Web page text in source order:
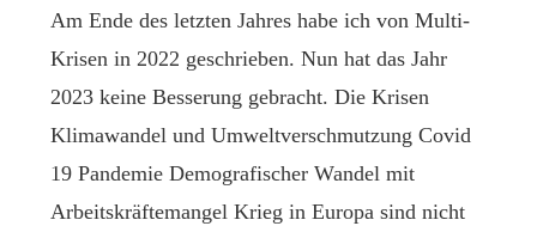
Am Ende des letzten Jahres habe ich von Multi-
Krisen in 2022 geschrieben. Nun hat das Jahr
2023 keine Besserung gebracht. Die Krisen
Klimawandel und Umweltverschmutzung Covid
19 Pandemie Demografischer Wandel mit
Arbeitskräftemangel Krieg in Europa sind nicht